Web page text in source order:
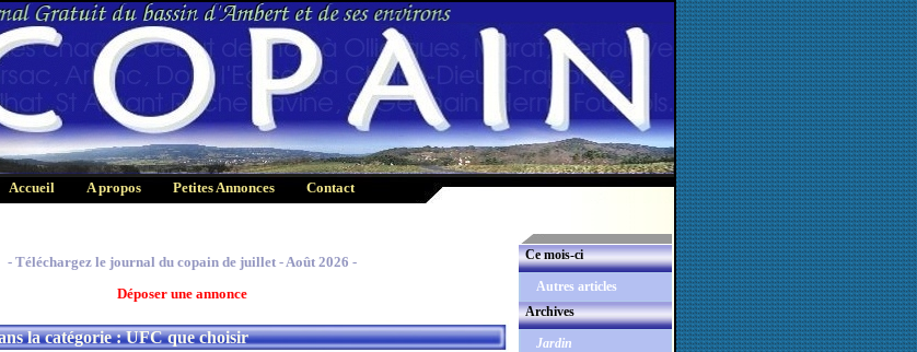
Accueil A propos Petites Annonces Contact
- Téléchargez le journal du copain de juillet - Août 2026 -
Déposer une annonce
la catégorie : UFC que choisir
Ce mois-ci
Autres articles
Archives
Jardin